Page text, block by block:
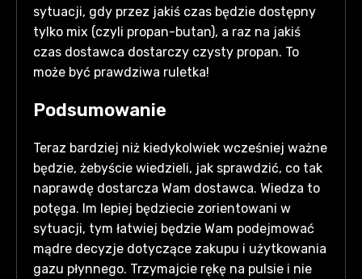
sytuacji, gdy przez jakiś czas będzie dostępny
tylko mix (czyli propan-butan), a raz na jakiś
czas dostawca dostarczy czysty propan. To
może być prawdziwa ruletka!
Podsumowanie
Teraz bardziej niż kiedykolwiek wcześniej ważne
będzie, żebyście wiedzieli, jak sprawdzić, co tak
naprawdę dostarcza Wam dostawca. Wiedza to
potęga. Im lepiej będziecie zorientowani w
sytuacji, tym łatwiej będzie Wam podejmować
mądre decyzje dotyczące zakupu i użytkowania
gazu płynnego. Trzymajcie rękę na pulsie i nie